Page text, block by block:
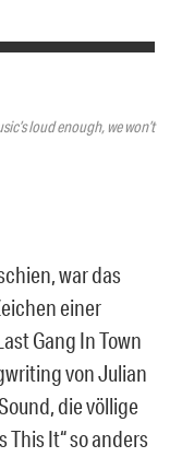
loud enough, we won’t
war das
einer
Gang In Town
von Julian
die völlige
This It“ so anders